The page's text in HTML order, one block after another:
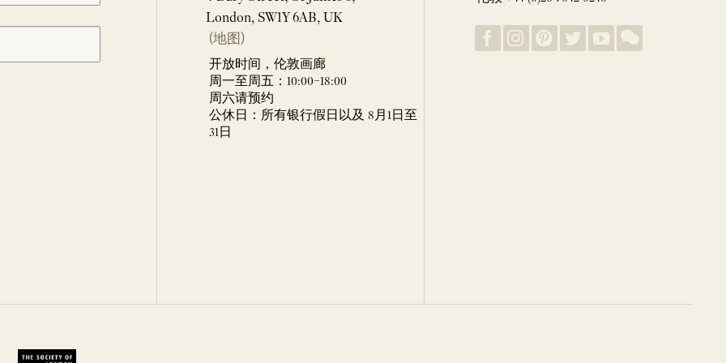
London, SW1Y 6AB, UK
(地图)
开放时间，伦敦画廊
周一至周五：10:00–18:00
周六请预约
公休日：所有银行假日以及 8月1日至
31日